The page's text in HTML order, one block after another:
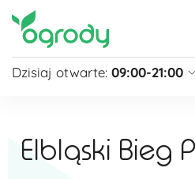
Dzisiaj otwarte: 09:00-21:00
Niedziela
Niedziela handlowa
Elbląski Bieg